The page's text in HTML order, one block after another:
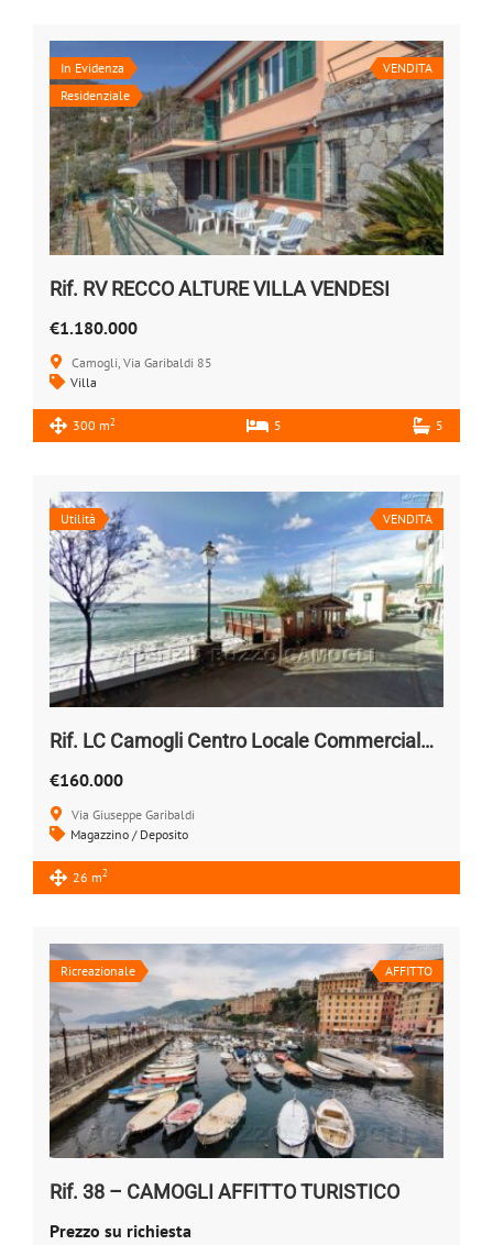
In Evidenza
Residenziale
VENDITA
Rif. RV RECCO ALTURE VILLA VENDESI
€1.180.000
Camogli, Via Garibaldi 85
Villa
300 m2 5 5
Utilità VENDITA
Rif. LC Camogli Centro Locale Commerciale a due passi dal Mare
€160.000
Via Giuseppe Garibaldi
Magazzino / Deposito
26 m2
Ricreazionale AFFITTO
Rif. 38 – CAMOGLI AFFITTO TURISTICO
Prezzo su richiesta